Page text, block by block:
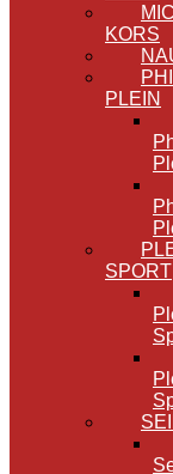
KORS
PLEIN
SPORT